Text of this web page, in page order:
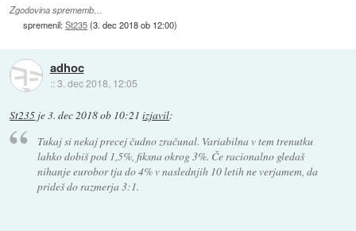
Zgodovina sprememb…
spremenil:St235(3. dec 2018 ob 12:00)
adhoc
::3. dec 2018, 12:05
St235 je3. dec 2018 ob 10:21 izjavil:
Tukaj si nekaj precej čudno zračunal. Variabilna v tem trenutku
lahko dobiš pod 1,5%, fiksna okrog 3%. Če racionalno gledaš
nihanje eurobor tja do 4% v naslednjih 10 letih ne verjamem, da
prideš do razmerja 3:1.